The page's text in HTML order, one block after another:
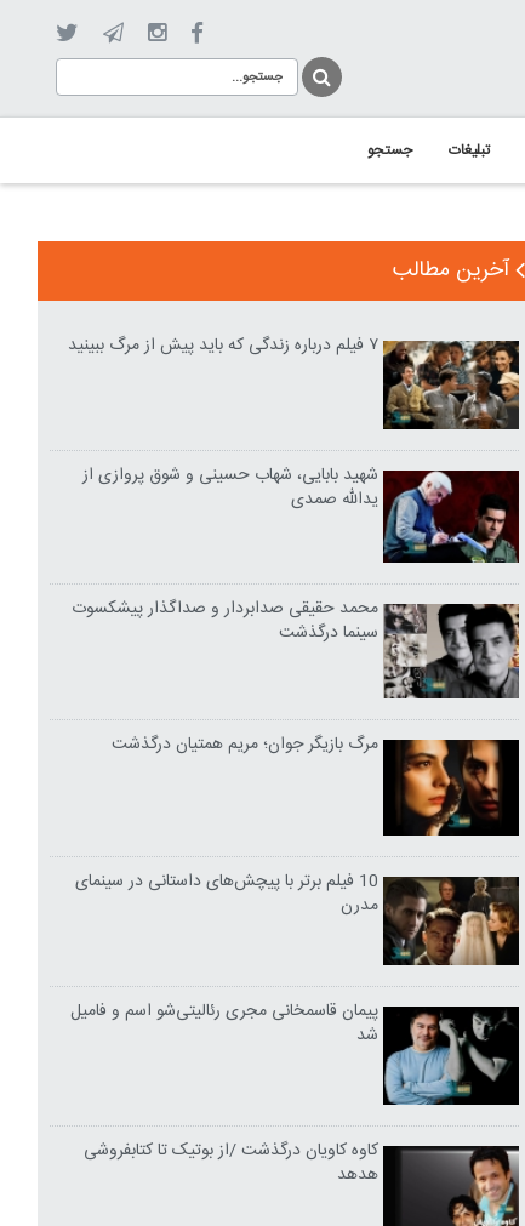
تبلیغات جستجو
آخرین مطالب
۷ فیلم درباره زندگی که باید پیش از مرگ ببینید
شهید بابایی، شهاب حسینی و شوق پروازی از
یدالله صمدی
محمد حقیقی صدابردار و صداگذار پیشکسوت
سینما درگذشت
مرگ بازیگر جوان؛ مریم همتیان درگذشت
10 فیلم برتر با پیچش‌های داستانی در سینمای
مدرن
پیمان قاسمخانی مجری رئالیتی‌شو اسم و فامیل
شد
کاوه کاویان درگذشت /از بوتیک تا کتابفروشی
هدهد